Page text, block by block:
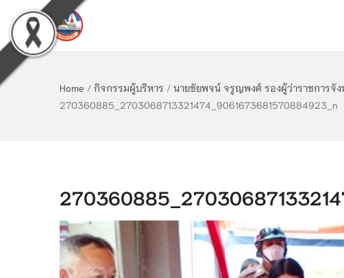
Home / กิจกรรมผู้บริหาร / นายชัยพจน์ จรูญพงศ์ รองผู้ว่าราชการจั
270360885_2703068713321474_9061673681570884923_n